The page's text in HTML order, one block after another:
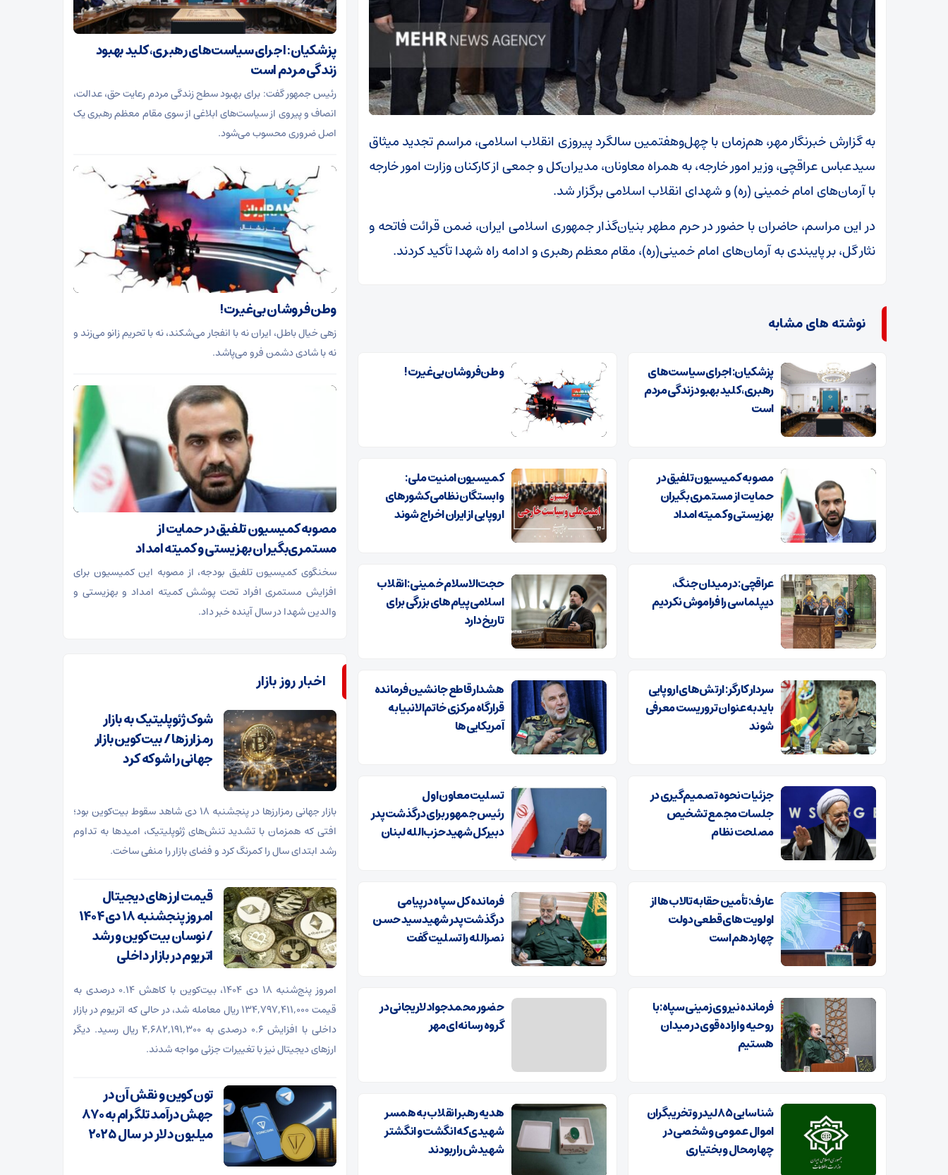
به گزارش خبرنگار مهر، هم‌زمان با چهل‌وهفتمین سالگرد پیروزی انقلاب اسلامی، مراسم تجدید میثاق
سیدعباس عراقچی، وزیر امور خارجه، به همراه معاونان، مدیران‌کل و جمعی از کارکنان وزارت امور خارجه
با آرمان‌های امام خمینی (ره) و شهدای انقلاب اسلامی برگزار شد.
در این مراسم، حاضران با حضور در حرم مطهر بنیان‌گذار جمهوری اسلامی ایران، ضمن قرائت فاتحه و
نثار گل، بر پایبندی به آرمان‌های امام خمینی(ره)، مقام معظم رهبری و ادامه راه شهدا تأکید کردند.
نوشته های مشابه
پزشکیان: اجرای سیاست‌های
رهبری، کلید بهبود زندگی مردم
است
وطن‌فروشان بی‌غیرت!
مصوبه کمیسیون تلفیق در
حمایت از مستمری‌بگیران
بهزیستی و کمیته امداد
کمیسیون امنیت ملی:
وابستگان نظامی کشورهای
اروپایی از ایران اخراج شوند
عراقچی: در میدان جنگ،
دیپلماسی را فراموش نکردیم
حجت‌الاسلام خمینی: انقلاب
اسلامی پیام‌های بزرگی برای
تاریخ دارد
سردار کارگر: ارتش‌های اروپایی
باید به عنوان تروریست معرفی
شوند
هشدار قاطع جانشین فرمانده
قرارگاه مرکزی خاتم‌الانبیا به
آمریکایی‌ها
جزئیات نحوه تصمیم‌گیری در
جلسات مجمع تشخیص
مصلحت نظام
تسلیت معاون اول
رئیس‌جمهور برای درگذشت پدر
دبیرکل شهید حزب‌الله لبنان
عارف: تأمین حقابه تالاب‌ها از
اولویت‌های قطعی دولت
چهاردهم است
فرمانده کل سپاه در پیامی
درگذشت پدر شهید سید حسن
نصرالله را تسلیت گفت
فرمانده نیروی زمینی سپاه: با
روحیه و اراده قوی در میدان
هستیم
حضور محمدجواد لاریجانی در
گروه رسانه‌ای مهر
شناسایی ۸۵ لیدر و تخریبگران
اموال عمومی وشخصی در
چهارمحال و بختیاری
هدیه رهبر انقلاب به همسر
شهیدی که انگشت و انگشتر
شهیدش را ربودند
پزشکیان: اجرای سیاست‌های رهبری، کلید بهبود
زندگی مردم است
رئیس جمهور گفت: برای بهبود سطح زندگی مردم رعایت حق، عدالت،
انصاف و پیروی از سیاست‌های ابلاغی از سوی مقام معظم رهبری یک
اصل ضروری محسوب می‌شود.
وطن‌فروشان بی‌غیرت!
زهی خیال باطل، ایران نه با انفجار می‌شکند، نه با تحریم زانو می‌زند و
نه با شادی دشمن فرو می‌پاشد.
مصوبه کمیسیون تلفیق در حمایت از
مستمری‌بگیران بهزیستی و کمیته امداد
سخنگوی کمیسیون تلفیق بودجه، از مصوبه این کمیسیون برای
افزایش مستمری افراد تحت پوشش کمیته امداد و بهزیستی و
والدین شهدا در سال آینده خبر داد.
اخبار روز بازار
شوک ژئوپلیتیک به بازار
رمزارزها / بیت‌کوین بازار
جهانی را شوکه کرد
بازار جهانی رمزارزها در پنجشنبه ۱۸ دی شاهد سقوط بیت‌کوین بود؛
افتی که همزمان با تشدید تنش‌های ژئوپلیتیک، امیدها به تداوم
رشد ابتدای سال را کمرنگ کرد و فضای بازار را منفی ساخت.
قیمت ارز‌های دیجیتال
امروز پنجشنبه ۱۸ دی ۱۴۰۴
/ نوسان بیت‌کوین و رشد
اتریوم در بازار داخلی
امروز پنج‌شنبه ۱۸ دی ۱۴۰۴، بیت‌کوین با کاهش ۰.۱۴ درصدی به
قیمت ۱۳۴,۷۹۷,۴۱۱,۰۰۰ ریال معامله شد، در حالی که اتریوم در بازار
داخلی با افزایش ۰.۶ درصدی به ۴,۶۸۲,۱۹۱,۳۰۰ ریال رسید. دیگر
ارزهای دیجیتال نیز با تغییرات جزئی مواجه شدند.
تون کوین و نقش آن در
جهش درآمد تلگرام به ۸۷۰
میلیون دلار در سال ۲۰۲۵